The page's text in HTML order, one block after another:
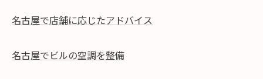
名古屋で店舗に応じたアドバイス
名古屋でビルの空調を整備